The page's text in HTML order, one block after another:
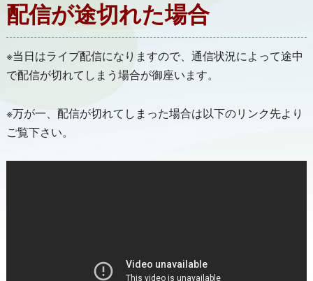
配信が途切れた場合
※当日はライブ配信になりますので、通信状況によって途中
で配信が切れてしまう場合が御座います。
※万が一、配信が切れてしまった場合は以下のリンク先より
ご覧下さい。